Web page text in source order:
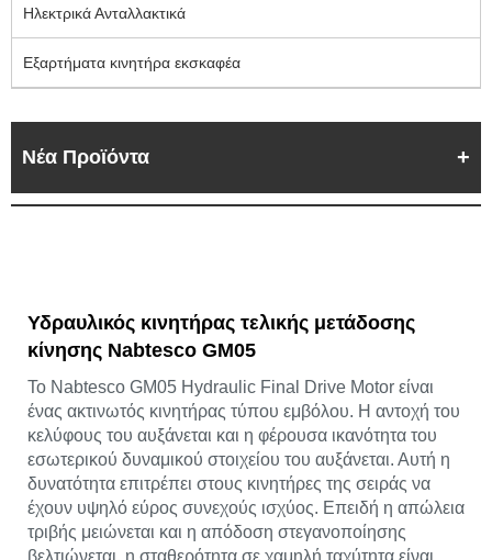
Ηλεκτρικά Ανταλλακτικά
Εξαρτήματα κινητήρα εκσκαφέα
Νέα Προϊόντα
Υδραυλικός κινητήρας τελικής μετάδοσης
κίνησης Nabtesco GM05
Το Nabtesco GM05 Hydraulic Final Drive Motor είναι
ένας ακτινωτός κινητήρας τύπου εμβόλου. Η αντοχή του
κελύφους του αυξάνεται και η φέρουσα ικανότητα του
εσωτερικού δυναμικού στοιχείου του αυξάνεται. Αυτή η
δυνατότητα επιτρέπει στους κινητήρες της σειράς να
έχουν υψηλό εύρος συνεχούς ισχύος. Επειδή η απώλεια
τριβής μειώνεται και η απόδοση στεγανοποίησης